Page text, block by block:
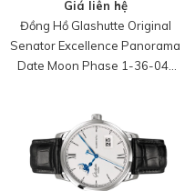
Giá liên hệ
Đồng Hồ Glashutte Original
Senator Excellence Panorama
Date Moon Phase 1-36-04-